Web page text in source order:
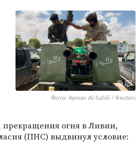
Фото: Ayman Al-Sahili / Reuters
огня в Ливии,
(ПНС) выдвинул условие: